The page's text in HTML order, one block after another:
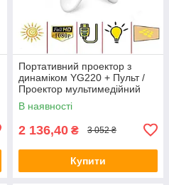
Портативний проектор з
динаміком YG220 + Пульт /
Проектор мультимедійний
для дитини
В наявності
2 136,40 ₴ 3 052 ₴
Купити